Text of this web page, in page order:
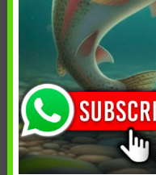
9,80 €
Lunghezza: 2.8 cm
Peso: 2.5 gr
Azione: Sinking
Affondamento: Variabile